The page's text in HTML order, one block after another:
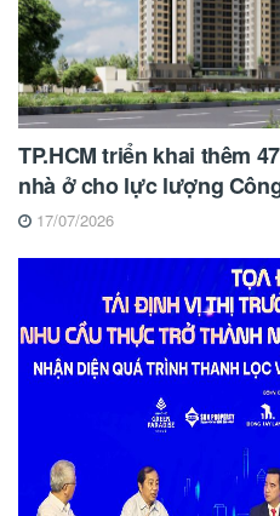
TP.HCM triển khai thêm
nhà ở cho lực lượng
17/07/2026